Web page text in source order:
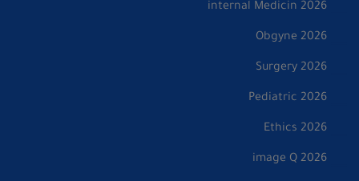
internal Medicin 2026
Obgyne 2026
Surgery 2026
Pediatric 2026
Ethics 2026
image Q 2026